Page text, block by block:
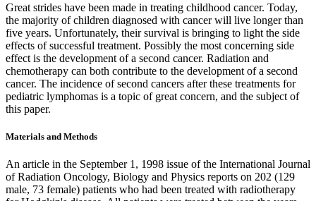
Great strides have been made in treating childhood cancer. Today,
the majority of children diagnosed with cancer will live longer than
five years. Unfortunately, their survival is bringing to light the side
effects of successful treatment. Possibly the most concerning side
effect is the development of a second cancer. Radiation and
chemotherapy can both contribute to the development of a second
cancer. The incidence of second cancers after these treatments for
pediatric lymphomas is a topic of great concern, and the subject of
this paper.
Materials and Methods
An article in the September 1, 1998 issue of the International Journal
of Radiation Oncology, Biology and Physics reports on 202 (129
male, 73 female) patients who had been treated with radiotherapy